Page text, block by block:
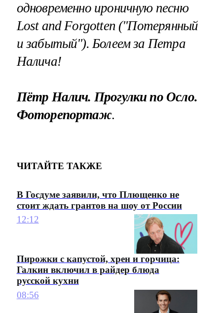
одновременно ироничную песню
Lost and Forgotten ("Потерянный
и забытый"). Болеем за Петра
Налича!
Пётр Налич. Прогулки по Осло.
Фоторепортаж.
ЧИТАЙТЕ ТАКЖЕ
В Госдуме заявили, что Плющенко не
стоит ждать грантов на шоу от России
12:12
Пирожки с капустой, хрен и горчица:
Галкин включил в райдер блюда
русской кухни
08:56